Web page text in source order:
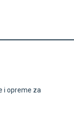
i opreme za